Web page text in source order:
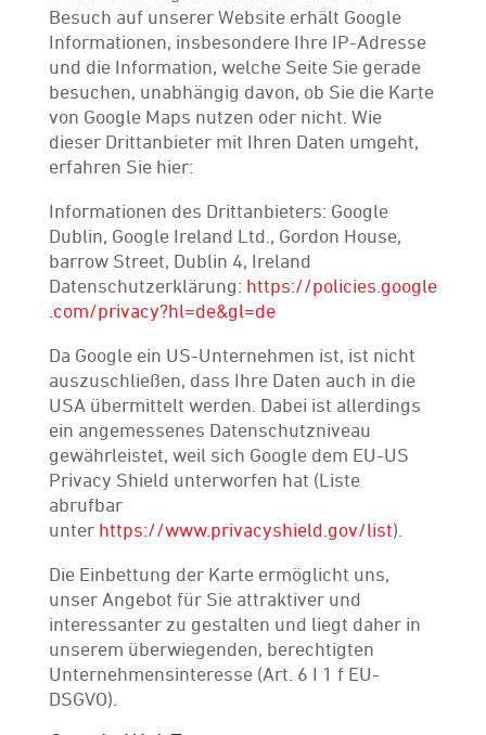
Besuch auf unserer Website erhält Google
Informationen, insbesondere Ihre IP-Adresse
und die Information, welche Seite Sie gerade
besuchen, unabhängig davon, ob Sie die Karte
von Google Maps nutzen oder nicht. Wie
dieser Drittanbieter mit Ihren Daten umgeht,
erfahren Sie hier:
Informationen des Drittanbieters: Google
Dublin, Google Ireland Ltd., Gordon House,
barrow Street, Dublin 4, Ireland
Datenschutzerklärung: https://policies.google
.com/privacy?hl=de&gl=de
Da Google ein US-Unternehmen ist, ist nicht
auszuschließen, dass Ihre Daten auch in die
USA übermittelt werden. Dabei ist allerdings
ein angemessenes Datenschutzniveau
gewährleistet, weil sich Google dem EU-US
Privacy Shield unterworfen hat (Liste
abrufbar
unter https://www.privacyshield.gov/list).
Die Einbettung der Karte ermöglicht uns,
unser Angebot für Sie attraktiver und
interessanter zu gestalten und liegt daher in
unserem überwiegenden, berechtigten
Unternehmensinteresse (Art. 6 I 1 f EU-
DSGVO).